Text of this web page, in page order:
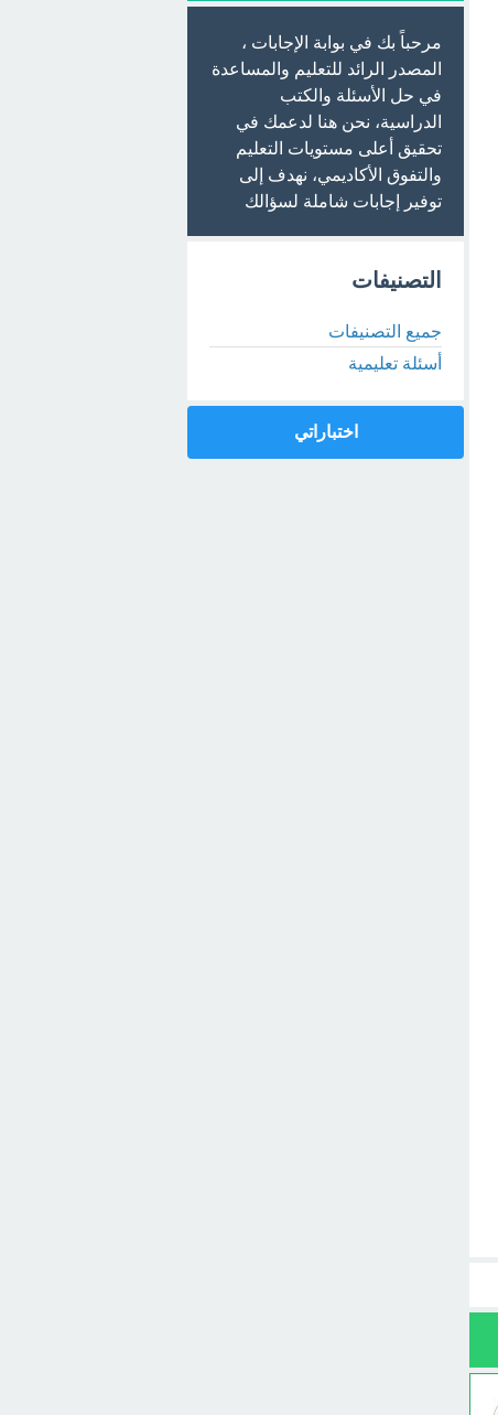
مرحباً بك في بوابة الإجابات ،
المصدر الرائد للتعليم والمساعدة
في حل الأسئلة والكتب
الدراسية، نحن هنا لدعمك في
تحقيق أعلى مستويات التعليم
والتفوق الأكاديمي، نهدف إلى
توفير إجابات شاملة لسؤالك
التصنيفات
جميع التصنيفات
أسئلة تعليمية
اختباراتي